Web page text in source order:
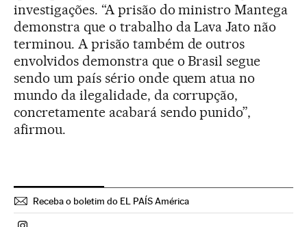
investigações. “A prisão do ministro Mantega
demonstra que o trabalho da Lava Jato não
terminou. A prisão também de outros
envolvidos demonstra que o Brasil segue
sendo um país sério onde quem atua no
mundo da ilegalidade, da corrupção,
concretamente acabará sendo punido”,
afirmou.
Receba o boletim do EL PAÍS América